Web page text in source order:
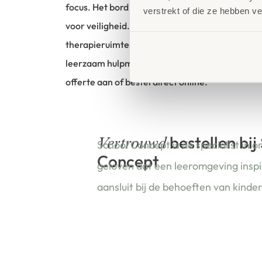
verstrekt of die ze hebben
focus. Het bord is gemaakt van hoogwaardig
voor veiligheid. Dankzij het compacte formaat
therapieruimtes en speelzalen. Het Balance
leerzaam hulpmiddel dat beweging en leren
offerte aan of bestel direct online.
Vertrouwdbestellen bij
Concept
School Concept is de specialist in
geloven dat een leeromgeving
aansluit bij de behoeften van